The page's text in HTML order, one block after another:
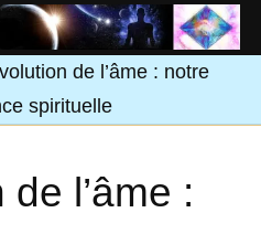
de l’âme : notre
spirituelle
l’âme :